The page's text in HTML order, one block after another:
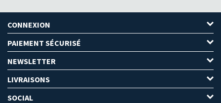
CONNEXION
PAIEMENT SÉCURISÉ
NEWSLETTER
LIVRAISONS
SOCIAL